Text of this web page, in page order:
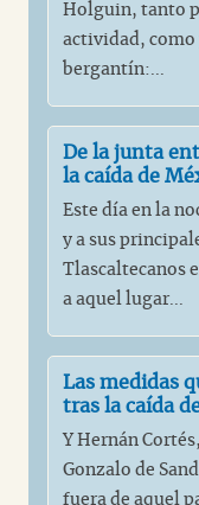
Holguin, tanto
actividad, como
bergantín:...
De la junta
la caída de
Este día en la
y a sus
Tlascaltecanos
a aquel lugar...
Las medidas
tras la caída
Y Hernán
Gonzalo de
fuera de aquel